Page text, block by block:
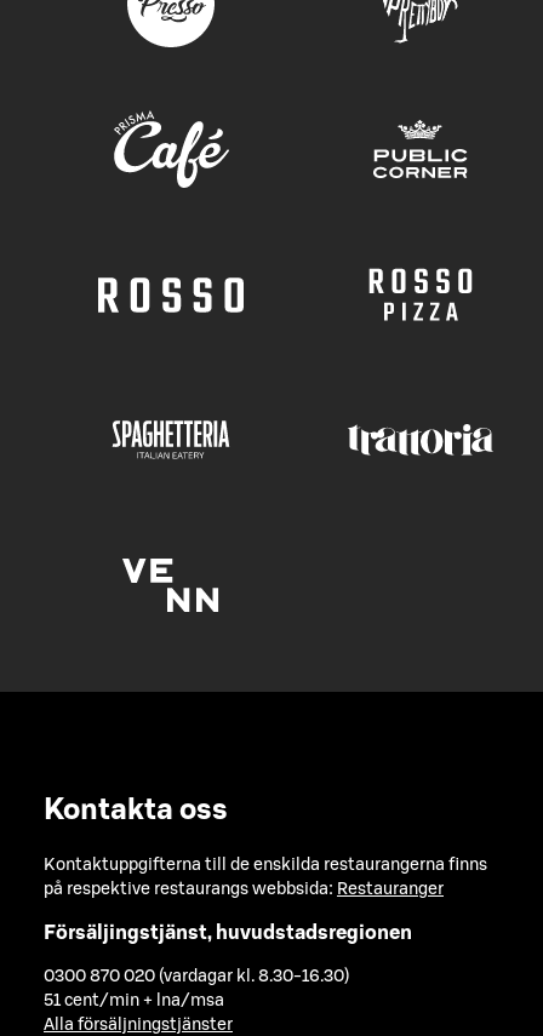
Kontakta oss
Kontaktuppgifterna till de enskilda restaurangerna finns
på respektive restaurangs webbsida: Restauranger
Försäljingstjänst, huvudstadsregionen
0300 870 020 (vardagar kl. 8.30-16.30)
51 cent/min + lna/msa
Alla försäljningstjänster